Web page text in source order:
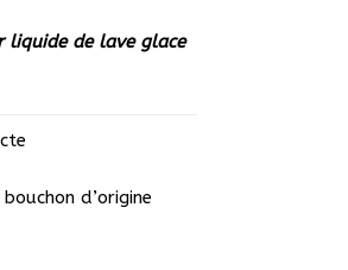
liquide de lave glace
d’origine